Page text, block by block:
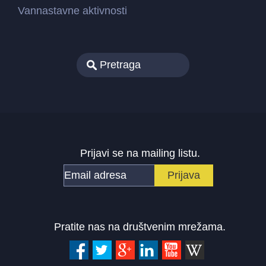
Vannastavne aktivnosti
Prijavi se na mailing listu.
Pratite nas na društvenim mrežama.